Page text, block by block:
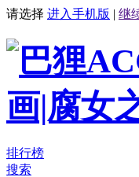
请选择 进入手机版 | 继
排行榜
搜索